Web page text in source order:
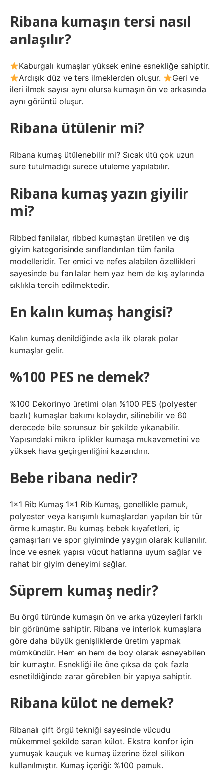
Ribana kumaşın tersi nasıl
anlaşılır?
Kaburgalı kumaşlar yüksek enine esnekliğe sahiptir.
Ardışık düz ve ters ilmeklerden oluşur.
Geri ve
ileri ilmek sayısı aynı olursa kumaşın ön ve arkasında
aynı görüntü oluşur.
Ribana ütülenir mi?
Ribana kumaş ütülenebilir mi? Sıcak ütü çok uzun
süre tutulmadığı sürece ütüleme yapılabilir.
Ribana kumaş yazın giyilir
mi?
Ribbed fanilalar, ribbed kumaştan üretilen ve dış
giyim kategorisinde sınıflandırılan tüm fanila
modelleridir. Ter emici ve nefes alabilen özellikleri
sayesinde bu fanilalar hem yaz hem de kış aylarında
sıklıkla tercih edilmektedir.
En kalın kumaş hangisi?
Kalın kumaş denildiğinde akla ilk olarak polar
kumaşlar gelir.
%100 PES ne demek?
%100 Dekorinyo üretimi olan %100 PES (polyester
bazlı) kumaşlar bakımı kolaydır, silinebilir ve 60
derecede bile sorunsuz bir şekilde yıkanabilir.
Yapısındaki mikro iplikler kumaşa mukavemetini ve
yüksek hava geçirgenliğini kazandırır.
Bebe ribana nedir?
1×1 Rib Kumaş 1×1 Rib Kumaş, genellikle pamuk,
polyester veya karışımlı kumaşlardan yapılan bir tür
örme kumaştır. Bu kumaş bebek kıyafetleri, iç
çamaşırları ve spor giyiminde yaygın olarak kullanılır.
İnce ve esnek yapısı vücut hatlarına uyum sağlar ve
rahat bir giyim deneyimi sağlar.
Süprem kumaş nedir?
Bu örgü türünde kumaşın ön ve arka yüzeyleri farklı
bir görünüme sahiptir. Ribana ve interlok kumaşlara
göre daha büyük genişliklerde üretim yapmak
mümkündür. Hem en hem de boy olarak esneyebilen
bir kumaştır. Esnekliği ile öne çıksa da çok fazla
esnetildiğinde zarar görebilen bir yapıya sahiptir.
Ribana külot ne demek?
Ribanalı çift örgü tekniği sayesinde vücudu
mükemmel şekilde saran külot. Ekstra konfor için
yumuşak kauçuk ve kumaş üzerine özel silikon
kullanılmıştır. Kumaş içeriği: %100 pamuk.